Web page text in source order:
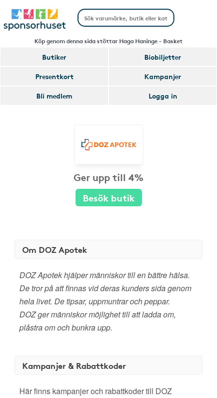
Köp genom denna sida stöttar Haga Haninge - Basket
Butiker
Biobiljetter
Presentkort
Kampanjer
Bli medlem
Logga in
Ger upp till 4%
Besök butik
Om DOZ Apotek
DOZ Apotek hjälper människor till en bättre hälsa.
De tror på att finnas vid deras kunders sida genom
hela livet. De tipsar, uppmuntrar och peppar.
DOZ ger människor möjlighet till att ladda om,
plåstra om och bunkra upp.
Kampanjer & Rabattkoder
Här finns kampanjer och rabattkoder till DOZ